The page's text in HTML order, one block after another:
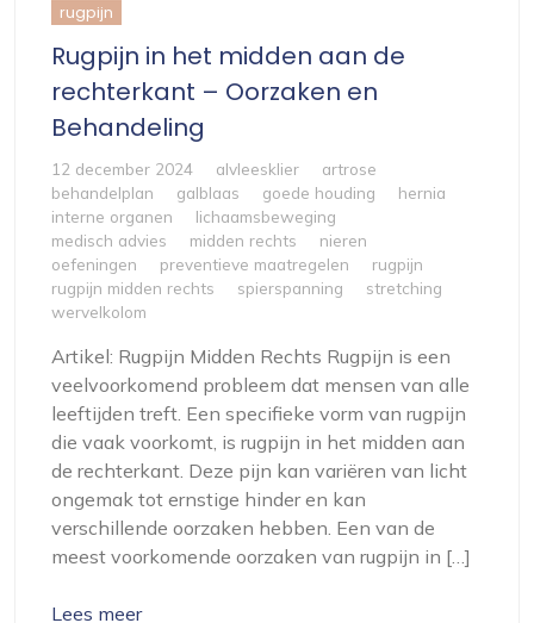
rugpijn
Rugpijn in het midden aan de
rechterkant – Oorzaken en
Behandeling
12 december 2024 alvleesklier
artrose
behandelplan
galblaas goede houding
hernia
interne organen
lichaamsbeweging
medisch advies
midden rechts
nieren
oefeningen
preventieve maatregelen
rugpijn
rugpijn midden rechts
spierspanning
stretching
wervelkolom
Artikel: Rugpijn Midden Rechts Rugpijn is een
veelvoorkomend probleem dat mensen van alle
leeftijden treft. Een specifieke vorm van rugpijn
die vaak voorkomt, is rugpijn in het midden aan
de rechterkant. Deze pijn kan variëren van licht
ongemak tot ernstige hinder en kan
verschillende oorzaken hebben. Een van de
meest voorkomende oorzaken van rugpijn in […]
Lees meer